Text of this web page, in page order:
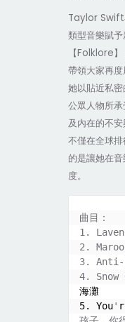
Taylor Swift
類型音樂賦
【Folklore
帶領大家再
她以貼近私
公眾人物所
及內在的不
不僅在全球
的是讓她在
度。
曲目：
1.
2.
3. Anti-
4. Snow
海灘
5. You'